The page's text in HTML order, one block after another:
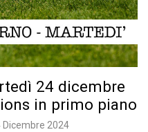
24 dicembre
in primo piano
Dicembre 2024